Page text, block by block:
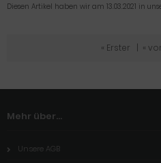
Diesen Artikel haben wir am 13.03.2021 in
« Erster «
Mehr über...
Unsere AGB